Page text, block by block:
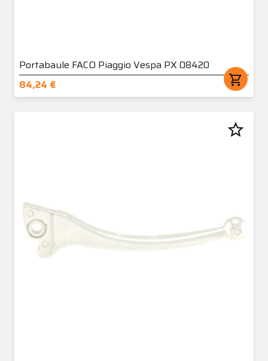
Portabaule FACO Piaggio Vespa PX 08420
84,24 €
shopping_cart
star_border